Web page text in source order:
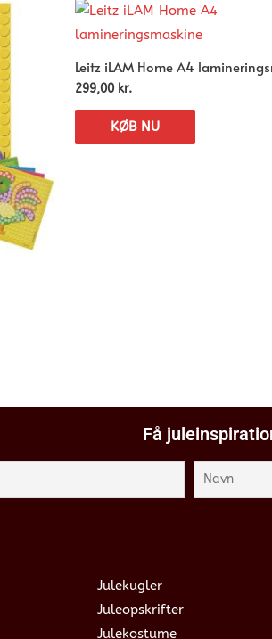
Leitz iLAM Home A4
299,00 kr.
KØB NU
Få
Julekugler
Juleopskrifter
Julekostume